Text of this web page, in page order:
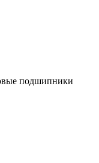
подшипники